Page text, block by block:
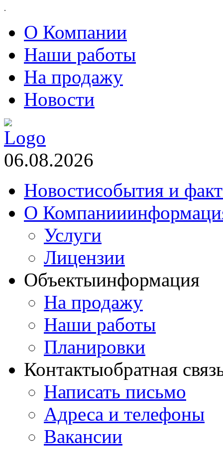
.
О Компании
Наши работы
На продажу
Новости
06.08.2026
Новостисобытия и
О Компании
Услуги
Лицензии
Объектыинформация
На продажу
Наши работы
Планировки
Контактыобратная
Написать письмо
Адреса и телефоны
Вакансии